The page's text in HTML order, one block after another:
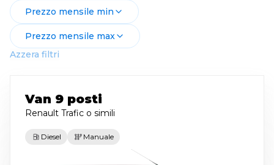
Prezzo mensile min
Prezzo mensile max
Azzera filtri
Van 9 posti
Renault Trafic o simili
Diesel Manuale